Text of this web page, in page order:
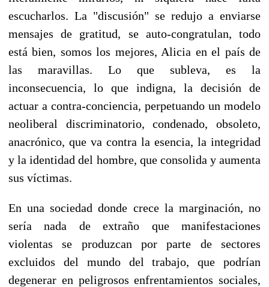
escucharlos. La "discusión" se redujo a enviarse
mensajes de gratitud, se auto-congratulan, todo
está bien, somos los mejores, Alicia en el país de
las maravillas. Lo que subleva, es la
inconsecuencia, lo que indigna, la decisión de
actuar a contra-conciencia, perpetuando un modelo
neoliberal discriminatorio, condenado, obsoleto,
anacrónico, que va contra la esencia, la integridad
y la identidad del hombre, que consolida y aumenta
sus víctimas.
En una sociedad donde crece la marginación, no
sería nada de extraño que manifestaciones
violentas se produzcan por parte de sectores
excluidos del mundo del trabajo, que podrían
degenerar en peligrosos enfrentamientos sociales,